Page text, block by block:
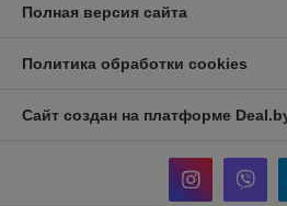
Полная версия сайта
Политика обработки cookies
Сайт создан на платформе